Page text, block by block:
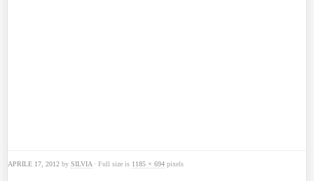
APRILE 17, 2012 bySILVIA · Full size is 1185 × 694 pixels